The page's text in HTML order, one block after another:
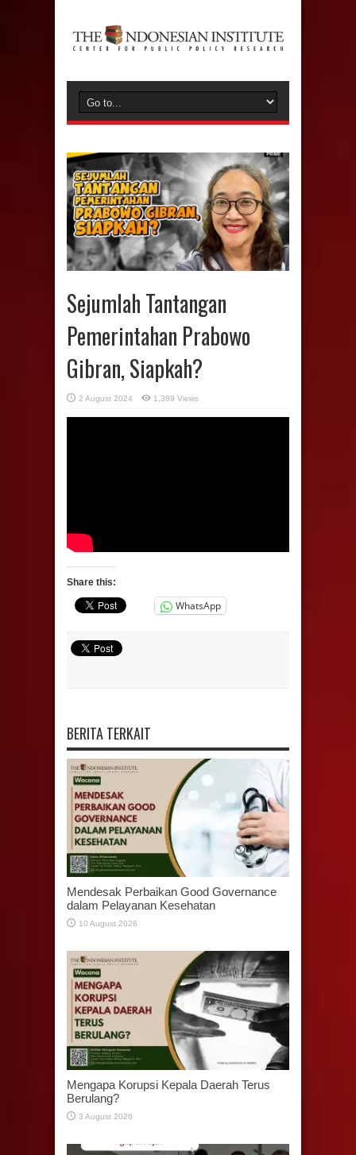
Sejumlah Tantangan
Pemerintahan Prabowo
Gibran, Siapkah?
2 August 2024 1,389 Views
Share this:
WhatsApp
BERITA TERKAIT
Mendesak Perbaikan Good Governance
dalam Pelayanan Kesehatan
10 August 2026
Mengapa Korupsi Kepala Daerah Terus
Berulang?
3 August 2026